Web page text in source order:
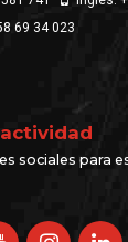
69 34 023
sociales para